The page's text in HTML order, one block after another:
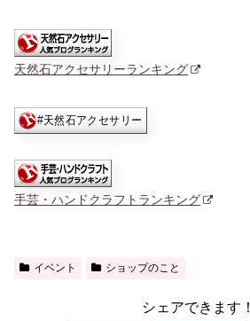
天然石アクセサリーランキング
手芸・ハンドクラフトランキング
イベント ショップのこと
シェアできます！